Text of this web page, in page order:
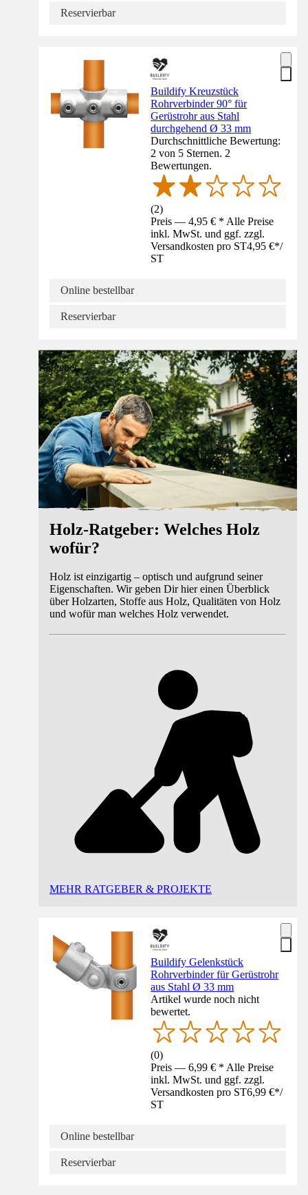
Reservierbar
Buildify Kreuzstück
Rohrverbinder 90° für
Gerüstrohr aus Stahl
durchgehend Ø 33 mm
Durchschnittliche Bewertung:
2 von 5 Sternen. 2
Bewertungen.
(2)
Preis — 4,95 € * Alle Preise
inkl. MwSt. und ggf. zzgl.
Versandkosten pro ST4,95 €*/
ST
Online bestellbar
Reservierbar
Ratgeber
Holz-Ratgeber: Welches Holz
wofür?
Holz ist einzigartig – optisch und aufgrund seiner
Eigenschaften. Wir geben Dir hier einen Überblick
über Holzarten, Stoffe aus Holz, Qualitäten von Holz
und wofür man welches Holz verwendet.
MEHR RATGEBER & PROJEKTE
Buildify Gelenkstück
Rohrverbinder für Gerüstrohr
aus Stahl Ø 33 mm
Artikel wurde noch nicht
bewertet.
(0)
Preis — 6,99 € * Alle Preise
inkl. MwSt. und ggf. zzgl.
Versandkosten pro ST6,99 €*/
ST
Online bestellbar
Reservierbar